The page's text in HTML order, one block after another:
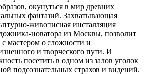
окунуться в мир древних
фантазий. Захватывающая
живописная инсталляция
новатора из Москвы, позволит
мастером о сложности и
и творческого пути. И
посетить в одном из залов уголок
подсознательных страхов и видений.